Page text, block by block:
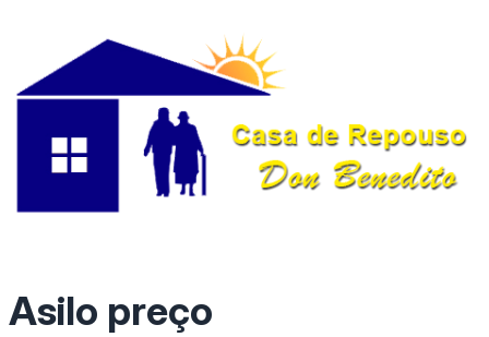
Asilo preço